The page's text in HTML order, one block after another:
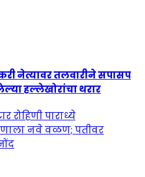
नेत्यावर तलवारीने सपासप
हल्लेखोरांचा थरार